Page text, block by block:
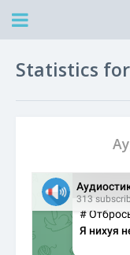
Statistics